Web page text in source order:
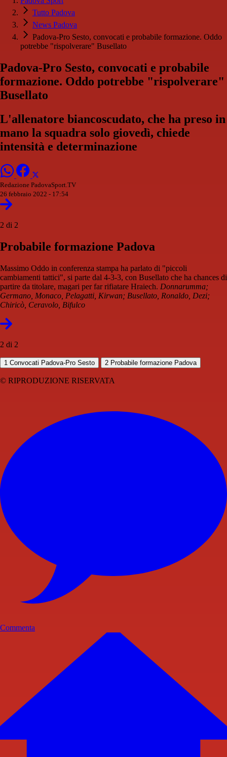
Tutto Padova
News Padova
Padova-Pro Sesto, convocati e probabile formazione. Oddo
potrebbe "rispolverare" Busellato
Padova-Pro Sesto, convocati e probabile
formazione. Oddo potrebbe "rispolverare"
Busellato
L'allenatore biancoscudato, che ha preso in
mano la squadra solo giovedì, chiede
intensità e determinazione
Redazione PadovaSport.TV
26 febbraio 2022 - 17:54
2 di 2
Probabile formazione Padova
Massimo Oddo in conferenza stampa ha parlato di "piccoli
cambiamenti tattici", si parte dal 4-3-3, con Busellato che ha chances di
partire da titolare, magari per far rifiatare Hraiech. Donnarumma;
Germano, Monaco, Pelagatti, Kirwan; Busellato, Ronaldo, Dezi;
Chiricò, Ceravolo, Bifulco
2 di 2
1 Convocati Padova-Pro Sesto 2 Probabile formazione Padova
© RIPRODUZIONE RISERVATA
Commenta